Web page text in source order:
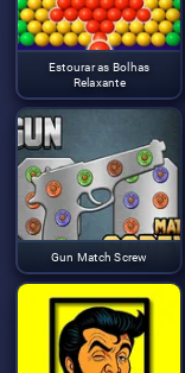
Estourar as Bolhas
Relaxante
Gun Match Screw